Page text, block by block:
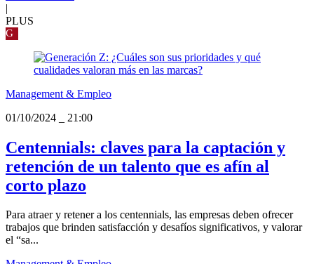
|
PLUS
G
Management & Empleo
01/10/2024
21:00
Centennials: claves para la captación y
retención de un talento que es afín al
corto plazo
Para atraer y retener a los centennials, las empresas deben ofrecer
trabajos que brinden satisfacción y desafíos significativos, y valorar
el “sa...